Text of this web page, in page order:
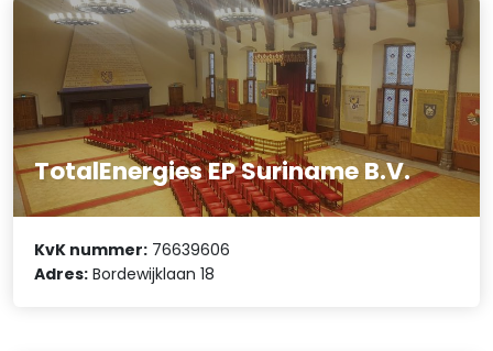
TotalEnergies EP Suriname B.V.
KvK nummer: 76639606
Adres: Bordewijklaan 18